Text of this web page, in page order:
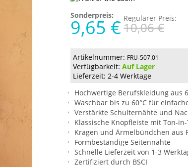
Sonderpreis:
9,65 € Regulärer Preis:
10,06 €
Artikelnummer: FRU-507.01
Verfügbarkeit: Auf Lager
Lieferzeit: 2-4 Werktage
Hochwertige Berufskleidung aus
Waschbar bis zu 60°C für
Verstärkte Schulternähte und
Klassische Knopfleiste mit Ton-
Kragen und Ärmelbündchen aus
Formbeständige Seitennähte
Schnelle Lieferzeit von 1-3
Zertifiziert durch BSCI